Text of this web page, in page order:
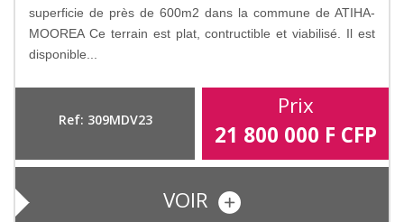
superficie de près de 600m2 dans la commune de ATIHA-
MOOREA Ce terrain est plat, contructible et viabilisé. Il est
disponible...
Ref: 309MDV23
Prix
21 800 000 F CFP
VOIR